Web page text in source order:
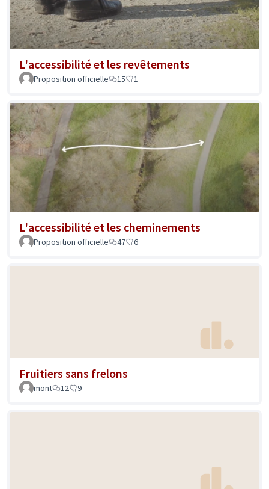
L'accessibilité et les revêtements
Proposition officielle 15 1
L'accessibilité et les cheminements
Proposition officielle 47 6
Fruitiers sans frelons
mont 12 9